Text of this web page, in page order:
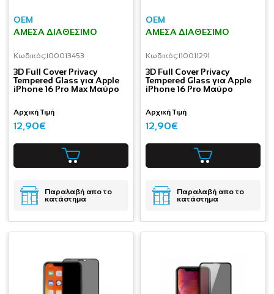
OEM
ΆΜΕΣΑ ΔΙΑΘΈΣΙΜΟ
Κωδικός:I00013453
3D Full Cover Privacy
Tempered Glass για Apple
iPhone 16 Pro Max Μαύρο
Αρχική Τιμή
12,90€
Παραλαβή απο το
κατάστημα
OEM
ΆΜΕΣΑ ΔΙΑΘΈΣΙΜΟ
Κωδικός:I10011291
3D Full Cover Privacy
Tempered Glass για Apple
iPhone 16 Pro Μαύρο
Αρχική Τιμή
12,90€
Παραλαβή απο το
κατάστημα